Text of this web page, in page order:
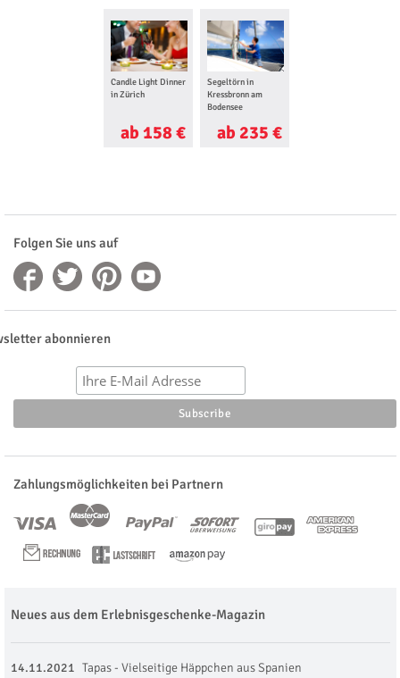
Candle Light Dinner
in Zürich
ab 158 €
Segeltörn in
Kressbronn am
Bodensee
ab 235 €
Folgen Sie uns auf
abonnieren
Zahlungsmöglichkeiten bei Partnern
Neues aus dem Erlebnisgeschenke-Magazin
14.11.2021 Tapas - Vielseitige Häppchen aus Spanien